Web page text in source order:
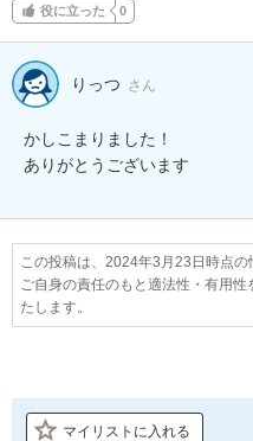
役に立った 0
りっつ さん
かしこまりました！
ありがとうございます
この投稿は、2024年3月23日時点の
ご自身の責任のもと適法性・有用
たします。
マイリストに入れる